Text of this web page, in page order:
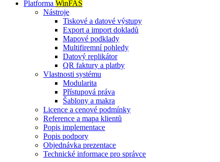
Platforma WinFAS
Nástroje
Tiskové a datové výstupy
Export a import dokladů
Mapové podklady
Multifiremní pohledy
Datový replikátor
QR faktury a platby
Vlastnosti systému
Modularita
Přístupová práva
Šablony a makra
Licence a cenové podmínky
Reference a mapa klientů
Popis implementace
Popis podpory
Objednávka prezentace
Technické informace pro správce